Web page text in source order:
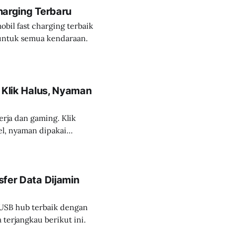
Terbaru
fast charging terbaik
semua kendaraan.
Halus, Nyaman
dan gaming. Klik
nyaman dipakai
Data Dijamin
hub terbaik dengan
terjangkau berikut ini.